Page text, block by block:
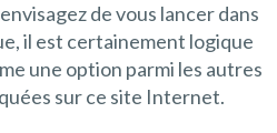
de vous lancer dans
il est certainement logique
une option parmi les autres
sur ce site Internet.